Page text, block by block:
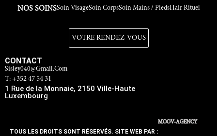
NOS SOINSSoin VisageSoin CorpsSoin Mains / PiedsHair Rituel
VOTRE RENDEZ-VOUS
CONTACT
Sisley040@gmail.com
T: +352 47 54 31
1 Rue de la Monnaie, 2150 Ville-Haute
Luxembourg
TOUS LES DROITS SONT RÉSERVÉS. SITE WEB PAR :
MOOV-AGENCY